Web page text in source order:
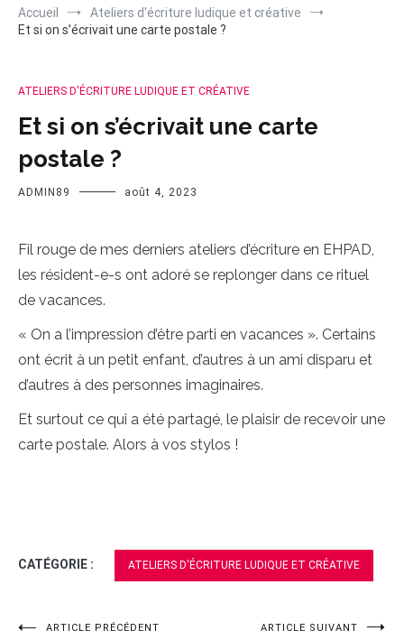
Accueil
Ateliers d'écriture ludique et créative
Et si on s’écrivait une carte postale ?
ATELIERS D'ÉCRITURE LUDIQUE ET CRÉATIVE
Et si on s’écrivait une carte
postale ?
ADMIN89 août 4, 2023
Fil rouge de mes derniers ateliers d’écriture en EHPAD,
les résident-e-s ont adoré se replonger dans ce rituel
de vacances.
« On a l’impression d’être parti en vacances ». Certains
ont écrit à un petit enfant, d’autres à un ami disparu et
d’autres à des personnes imaginaires.
Et surtout ce qui a été partagé, le plaisir de recevoir une
carte postale. Alors à vos stylos !
CATÉGORIE : ATELIERS D'ÉCRITURE LUDIQUE ET CRÉATIVE
ARTICLE PRÉCÉDENT ARTICLE SUIVANT